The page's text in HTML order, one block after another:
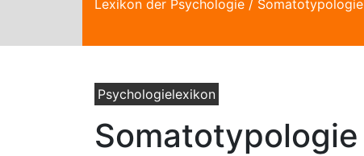
Lexikon der Psychologie / Somatotypologie
Psychologielexikon
Somatotypologie